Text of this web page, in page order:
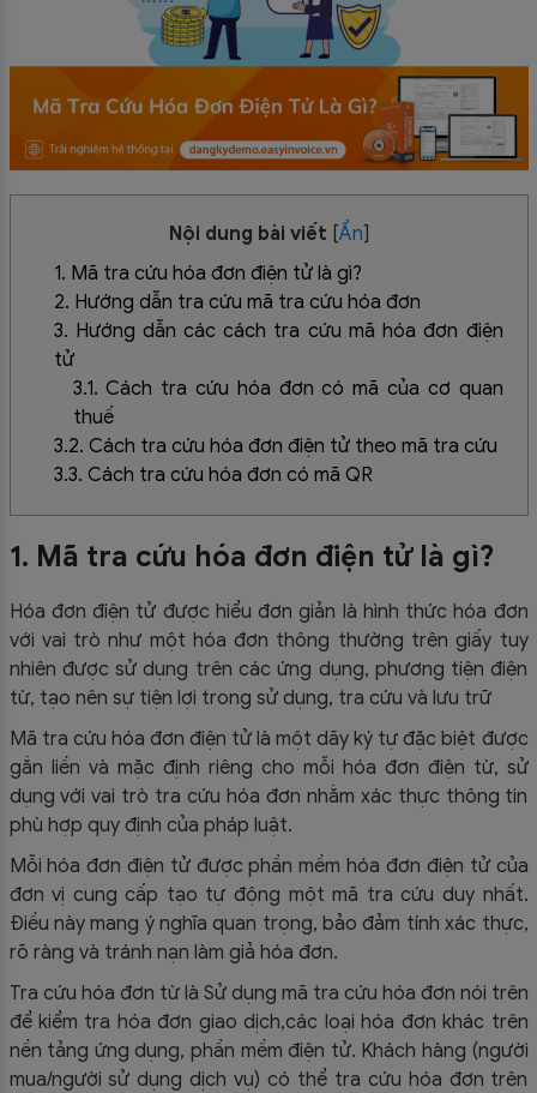
Nội dung bài viết [Ẩn]
1. Mã tra cứu hóa đơn điện tử là gì?
2. Hướng dẫn tra cứu mã tra cứu hóa đơn
3. Hướng dẫn các cách tra cứu mã hóa đơn điện
tử
3.1. Cách tra cứu hóa đơn có mã của cơ quan
thuế
3.2. Cách tra cứu hóa đơn điện tử theo mã tra cứu
3.3. Cách tra cứu hóa đơn có mã QR
1. Mã tra cứu hóa đơn điện tử là gì?
Hóa đơn điện tử được hiểu đơn giản là hình thức hóa đơn
với vai trò như một hóa đơn thông thường trên giấy tuy
nhiên được sử dụng trên các ứng dụng, phương tiện điện
từ, tạo nên sự tiện lợi trong sử dụng, tra cứu và lưu trữ
Mã tra cứu hóa đơn điện tử là một dãy ký tự đặc biệt được
gắn liền và mặc định riêng cho mỗi hóa đơn điện từ, sử
dụng với vai trò tra cứu hóa đơn nhằm xác thực thông tin
phù hợp quy định của pháp luật.
Mỗi hóa đơn điện tử được phần mềm hóa đơn điện tử của
đơn vị cung cấp tạo tự động một mã tra cứu duy nhất.
Điều này mang ý nghĩa quan trọng, bảo đảm tính xác thực,
rõ ràng và tránh nạn làm giả hóa đơn.
Tra cứu hóa đơn từ là Sử dụng mã tra cứu hóa đơn nói trên
để kiểm tra hóa đơn giao dịch,các loại hóa đơn khác trên
nền tảng ứng dụng, phần mềm điện tử. Khách hàng (người
mua/người sử dụng dịch vụ) có thể tra cứu hóa đơn trên